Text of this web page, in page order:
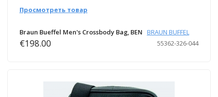
Просмотреть товар
Braun Bueffel Men's Crossbody Bag, BEN
BRAUN BUFFEL
55362-326-044
€198.00